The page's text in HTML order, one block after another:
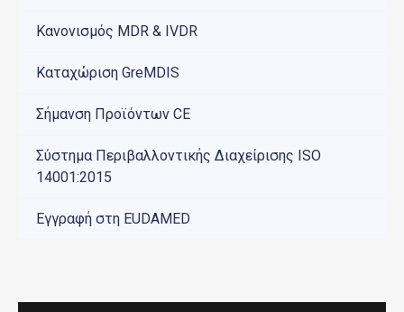
Κανονισμός ΜDR & IVDR
Καταχώριση GreMDIS
Σήμανση Προϊόντων CE
Σύστημα Περιβαλλοντικής Διαχείρισης ISO
14001:2015
Εγγραφή στη EUDAMED